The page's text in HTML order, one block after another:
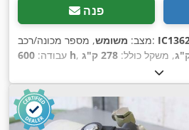
פנה
מצב: משומש , מספר מכונה/רכב:
עבודה: 600 h , משקל כולל: 278 ק"ג